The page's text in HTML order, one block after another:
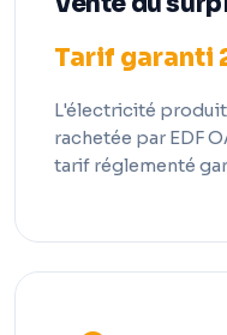
Tarif garanti
L'électricité
rachetée par EDF
tarif réglementé